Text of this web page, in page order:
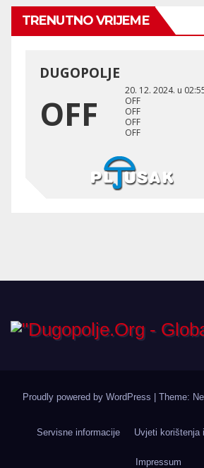
TRENUTNO VRIJEME
Proudly powered by WordPress | Theme:
Servisne informacije Uvjeti korištenja
Impressum